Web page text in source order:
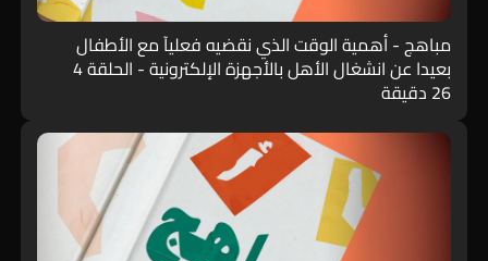
مباهج - أهمية الوقت الذي نقضيه فعليآ مع الأطفال
بعيدا عن انشغال الأهل بالأجهزة الإلكترونية - الحلقة 4
26 دقيقة